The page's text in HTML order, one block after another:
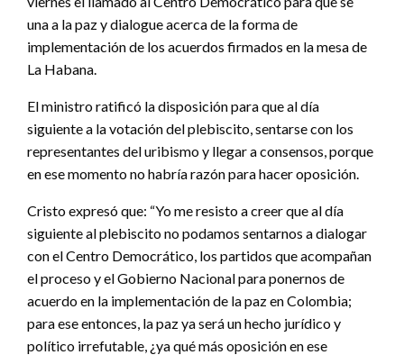
una a la paz y dialogue acerca de la forma de
implementación de los acuerdos firmados en la mesa de
La Habana.
El ministro ratificó la disposición para que al día
siguiente a la votación del plebiscito, sentarse con los
representantes del uribismo y llegar a consensos, porque
en ese momento no habría razón para hacer oposición.
Cristo expresó que: “Yo me resisto a creer que al día
siguiente al plebiscito no podamos sentarnos a dialogar
con el Centro Democrático, los partidos que acompañan
el proceso y el Gobierno Nacional para ponernos de
acuerdo en la implementación de la paz en Colombia;
para ese entonces, la paz ya será un hecho jurídico y
político irrefutable, ¿ya qué más oposición en ese